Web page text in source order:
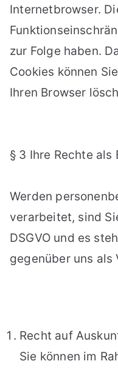
Internetbrowser.
zur Folge haben.
Cookies können
Ihren Browser
§ 3 Ihre Rechte als
Werden
verarbeitet, sind
DSGVO und es
gegenüber uns als
Recht auf
Sie können im